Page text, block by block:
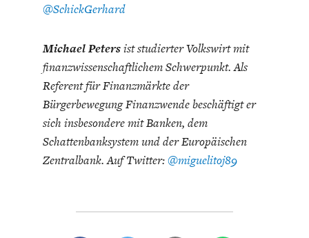
@SchickGerhard
Michael Petersist studierter Volkswirt mit
finanzwissenschaftlichem Schwerpunkt. Als
Referent für Finanzmärkte der
Bürgerbewegung Finanzwende beschäftigt er
sich insbesondere mit Banken, dem
Schattenbanksystem und der Europäischen
Zentralbank. Auf Twitter:@miguelitoj89